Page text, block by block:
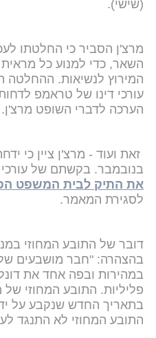
(שישי).
מרצ'ן הסביר כי החלטתו
השאר, כדי למנוע כל
המירוץ לנשיאות. ההחלטה
עורכי דינו של טראמפ
הערכה לדברי השופט מרצ'ן.
בנובמבר. בקשתם של עורכי
את התיק לבית המשפט
לסגירת המאמר.
דובר של התובע המחוזי
פליליות. התובע המחוזי של
בתאריך החדש שנקבע על
התובע המחוזי לא התנגד